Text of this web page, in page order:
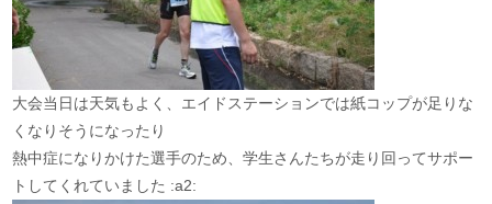
大会当日は天気もよく、エイドステーションでは紙コップが足りな
くなりそうになったり
熱中症になりかけた選手のため、学生さんたちが走り回ってサポー
トしてくれていました :a2: